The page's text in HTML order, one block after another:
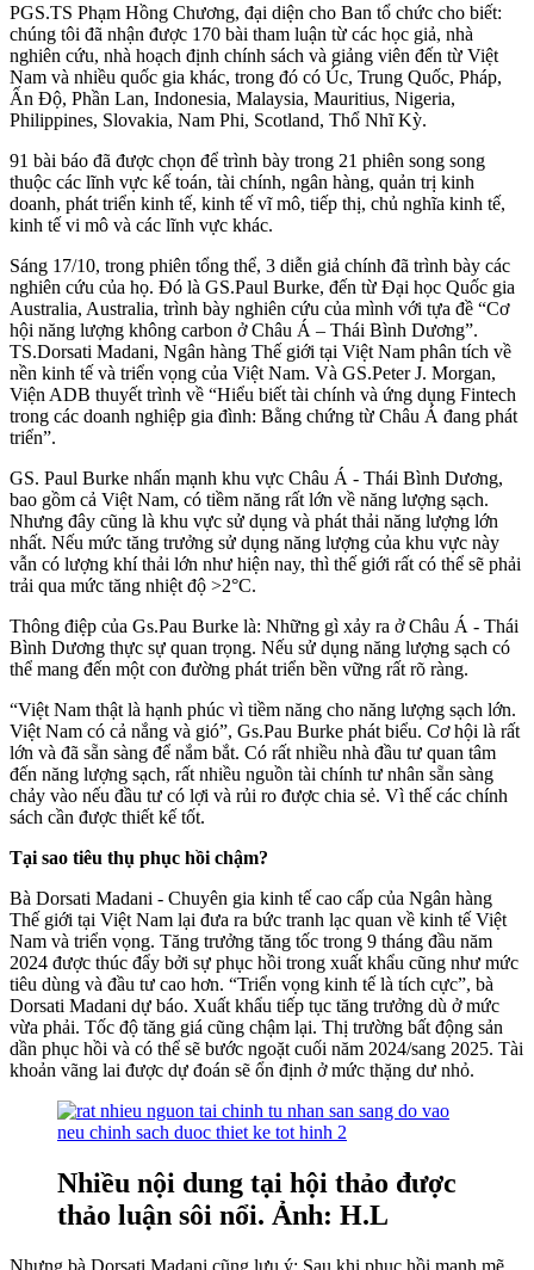
PGS.TS Phạm Hồng Chương, đại diện cho Ban tổ chức cho biết:
chúng tôi đã nhận được 170 bài tham luận từ các học giả, nhà
nghiên cứu, nhà hoạch định chính sách và giảng viên đến từ Việt
Nam và nhiều quốc gia khác, trong đó có Úc, Trung Quốc, Pháp,
Ấn Độ, Phần Lan, Indonesia, Malaysia, Mauritius, Nigeria,
Philippines, Slovakia, Nam Phi, Scotland, Thổ Nhĩ Kỳ.
91 bài báo đã được chọn để trình bày trong 21 phiên song song
thuộc các lĩnh vực kế toán, tài chính, ngân hàng, quản trị kinh
doanh, phát triển kinh tế, kinh tế vĩ mô, tiếp thị, chủ nghĩa kinh tế,
kinh tế vi mô và các lĩnh vực khác.
Sáng 17/10, trong phiên tổng thể, 3 diễn giả chính đã trình bày các
nghiên cứu của họ. Đó là GS.Paul Burke, đến từ Đại học Quốc gia
Australia, Australia, trình bày nghiên cứu của mình với tựa đề “Cơ
hội năng lượng không carbon ở Châu Á – Thái Bình Dương”.
TS.Dorsati Madani, Ngân hàng Thế giới tại Việt Nam phân tích về
nền kinh tế và triển vọng của Việt Nam. Và GS.Peter J. Morgan,
Viện ADB thuyết trình về “Hiểu biết tài chính và ứng dụng Fintech
trong các doanh nghiệp gia đình: Bằng chứng từ Châu Á đang phát
triển”.
GS. Paul Burke nhấn mạnh khu vực Châu Á - Thái Bình Dương,
bao gồm cả Việt Nam, có tiềm năng rất lớn về năng lượng sạch.
Nhưng đây cũng là khu vực sử dụng và phát thải năng lượng lớn
nhất. Nếu mức tăng trưởng sử dụng năng lượng của khu vực này
vẫn có lượng khí thải lớn như hiện nay, thì thế giới rất có thể sẽ phải
trải qua mức tăng nhiệt độ >2°C.
Thông điệp của Gs.Pau Burke là: Những gì xảy ra ở Châu Á - Thái
Bình Dương thực sự quan trọng. Nếu sử dụng năng lượng sạch có
thể mang đến một con đường phát triển bền vững rất rõ ràng.
“Việt Nam thật là hạnh phúc vì tiềm năng cho năng lượng sạch lớn.
Việt Nam có cả nắng và gió”, Gs.Pau Burke phát biểu. Cơ hội là rất
lớn và đã sẵn sàng để nắm bắt. Có rất nhiều nhà đầu tư quan tâm
đến năng lượng sạch, rất nhiều nguồn tài chính tư nhân sẵn sàng
chảy vào nếu đầu tư có lợi và rủi ro được chia sẻ. Vì thế các chính
sách cần được thiết kế tốt.
Tại sao tiêu thụ phục hồi chậm?
Bà Dorsati Madani - Chuyên gia kinh tế cao cấp của Ngân hàng
Thế giới tại Việt Nam lại đưa ra bức tranh lạc quan về kinh tế Việt
Nam và triển vọng. Tăng trưởng tăng tốc trong 9 tháng đầu năm
2024 được thúc đẩy bởi sự phục hồi trong xuất khẩu cũng như mức
tiêu dùng và đầu tư cao hơn. “Triển vọng kinh tế là tích cực”, bà
Dorsati Madani dự báo. Xuất khẩu tiếp tục tăng trưởng dù ở mức
vừa phải. Tốc độ tăng giá cũng chậm lại. Thị trường bất động sản
dần phục hồi và có thể sẽ bước ngoặt cuối năm 2024/sang 2025. Tài
khoản vãng lai được dự đoán sẽ ổn định ở mức thặng dư nhỏ.
Nhiều nội dung tại hội thảo được
thảo luận sôi nổi. Ảnh: H.L
Nhưng bà Dorsati Madani cũng lưu ý: Sau khi phục hồi mạnh mẽ